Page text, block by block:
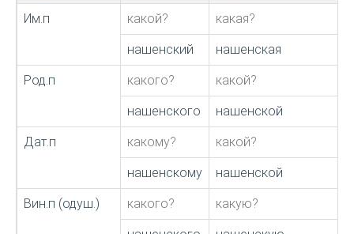
Им.п какой? какая?
нашенский нашенская
Род.п какого? какой?
нашенского нашенской
Дат.п какому? какой?
нашенскому нашенской
Вин.п (одуш.) какого? какую?